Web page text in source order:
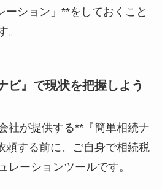
ーション」**をしておくこと
。
ビ』で現状を把握しよう
社が提供する**『簡単相続ナ
頼する前に、ご自身で相続税
レーションツールです。